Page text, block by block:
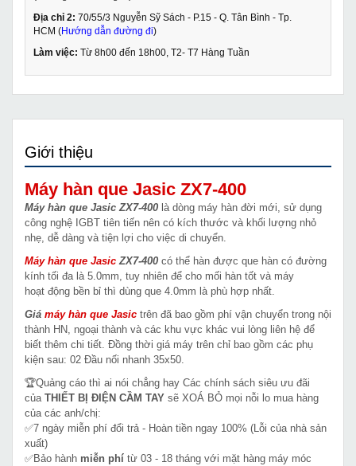
Địa chỉ 2: 70/55/3 Nguyễn Sỹ Sách - P.15 - Q. Tân Bình - Tp.
HCM (Hướng dẫn đường đi)
Làm việc: Từ 8h00 đến 18h00, T2- T7 Hàng Tuần
Giới thiệu
Máy hàn que Jasic ZX7-400
Máy hàn que Jasic ZX7-400 là dòng máy hàn đời mới, sử dụng
công nghệ IGBT tiên tiến nên có kích thước và khối lượng nhỏ
nhẹ, dễ dàng và tiện lợi cho việc di chuyển.
Máy hàn que Jasic ZX7-400 có thể hàn được que hàn có đường
kính tối đa là 5.0mm, tuy nhiên để cho mối hàn tốt và máy
hoạt động bền bỉ thì dùng que 4.0mm là phù hợp nhất.
Giá máy hàn que Jasic trên đã bao gồm phí vận chuyển trong nội
thành HN, ngoại thành và các khu vực khác vui lòng liên hệ để
biết thêm chi tiết. Đồng thời giá máy trên chỉ bao gồm các phụ
kiện sau: 02 Đầu nối nhanh 35x50.
🏆Quảng cáo thì ai nói chẳng hay Các chính sách siêu ưu đãi
của THIẾT BỊ ĐIỆN CẦM TAY sẽ XOÁ BỎ mọi nỗi lo mua hàng
của các anh/chị:
✅7 ngày miễn phí đổi trả - Hoàn tiền ngay 100% (Lỗi của nhà sản
xuất)
✅Bảo hành miễn phí từ 03 - 18 tháng với mặt hàng máy móc